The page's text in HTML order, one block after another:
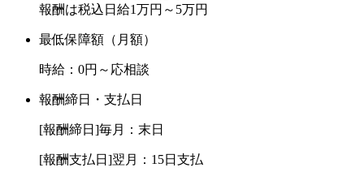
報酬は税込日給1万円～5万円
最低保障額（月額）
時給：0円～応相談
報酬締日・支払日
[報酬締日]毎月：末日
[報酬支払日]翌月：15日支払